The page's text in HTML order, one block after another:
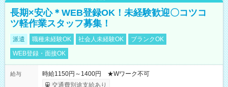
長期×安心＊WEB登録OK！未経験歓迎〇コツコ
ツ軽作業スタッフ募集！
派遣 職種未経験OK 社会人未経験OK
ブランクOK
WEB登録・面接OK
給与
時給1150円～1400円 ★Wワーク不可
交通費別途支給あり